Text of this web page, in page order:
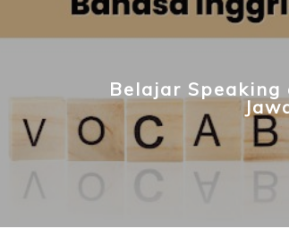
Belajar Speaking